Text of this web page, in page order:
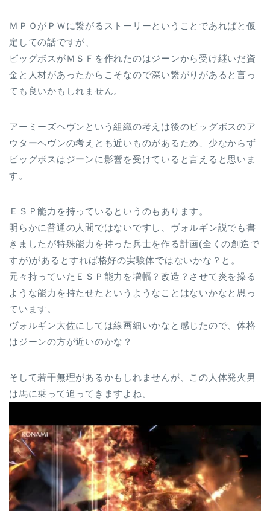
ＭＰＯがＰＷに繋がるストーリーということであればと仮
定しての話ですが、
ビッグボスがＭＳＦを作れたのはジーンから受け継いだ資
金と人材があったからこそなので深い繋がりがあると言っ
ても良いかもしれません。
アーミーズヘヴンという組織の考えは後のビッグボスのア
ウターヘヴンの考えとも近いものがあるため、少なからず
ビッグボスはジーンに影響を受けていると言えると思いま
す。
ＥＳＰ能力を持っているというのもあります。
明らかに普通の人間ではないですし、ヴォルギン説でも書
きましたが特殊能力を持った兵士を作る計画(全くの創造で
すが)があるとすれば格好の実験体ではないかな？と。
元々持っていたＥＳＰ能力を増幅？改造？させて炎を操る
ような能力を持たせたというようなことはないかなと思っ
ています。
ヴォルギン大佐にしては線画細いかなと感じたので、体格
はジーンの方が近いのかな？
そして若干無理があるかもしれませんが、この人体発火男
は馬に乗って追ってきますよね。